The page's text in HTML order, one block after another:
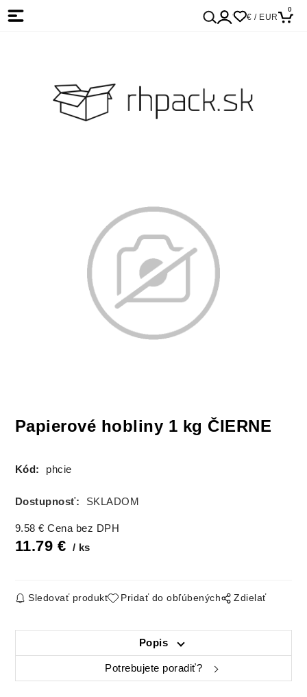
€ / EUR
0
Papierové hobliny 1 kg ČIERNE
Kód: phcie
Dostupnosť: SKLADOM
9.58 €Cena bez DPH
11.79 € ks
Sledovať produkt Pridať do obľúbených Zdielať
Popis
Potrebujete poradiť?